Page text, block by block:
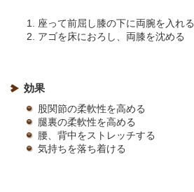
座って前屈し膝の下に両腕を入れる
アゴを床におろし、両膝を沈める
効果
股関節の柔軟性を高める
腿裏の柔軟性を高める
腰、背中をストレッチする
気持ちを落ち着ける